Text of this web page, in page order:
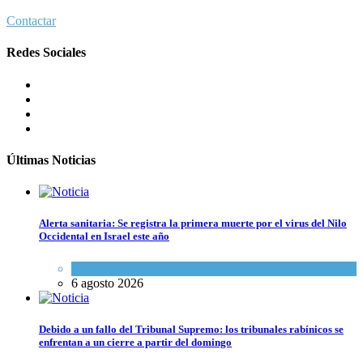
Contactar
Redes Sociales
Últimas Noticias
Alerta sanitaria: Se registra la primera muerte por el virus del Nilo
Occidental en Israel este año
6 agosto 2026
Debido a un fallo del Tribunal Supremo: los tribunales rabínicos se
enfrentan a un cierre a partir del domingo